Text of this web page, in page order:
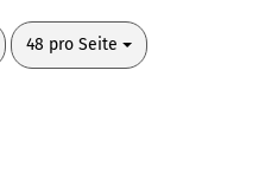
48 pro Seite
pro Seite